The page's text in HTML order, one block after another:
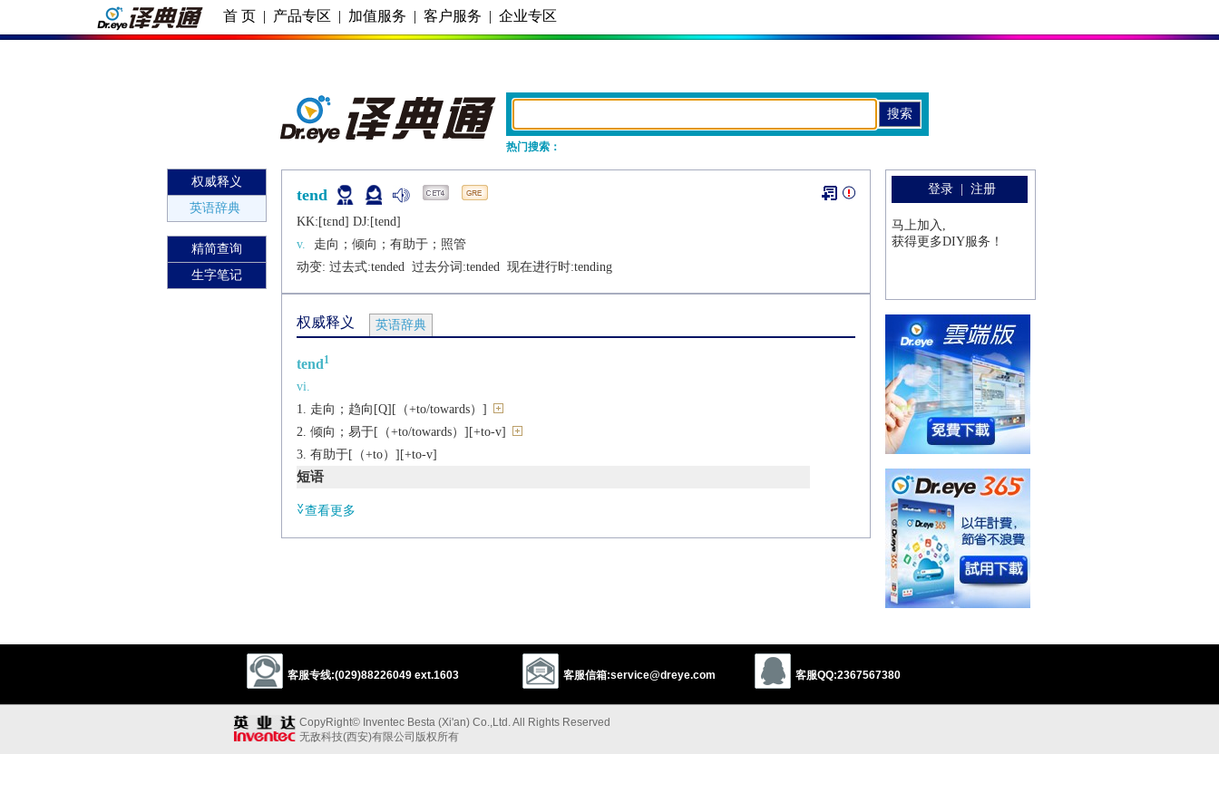
首 页 | 产品专区 | 加值服务 | 客户服务 | 企业专区
热门搜索：
权威释义
英语辞典
精简查询
生字笔记
tend
KK:[tɛnd] DJ:[tеnd]
v.
走向；倾向；有助于；照管
动变: 过去式:tended 过去分词:tended 现在进行时:tending
权威释义 英语辞典
tend1
vi.
走向；趋向[Q][（+to/towards）]
倾向；易于[（+to/towards）][+to-v]
有助于[（+to）][+to-v]
短语
照管，照料；护理；管理
【海】照料（缆绳，锚链）以免纠缠
vi.
查看更多
客服专线:(029)88226049 ext.1603 客服信箱:service@dreye.com 客服QQ:2367567380
CopyRight© Inventec Besta (Xi'an) Co.,Ltd. All Rights Reserved
无敌科技(西安)有限公司版权所有